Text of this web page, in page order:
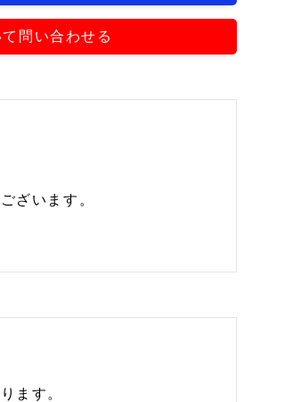
問い合わせる
ざいます。
ます。